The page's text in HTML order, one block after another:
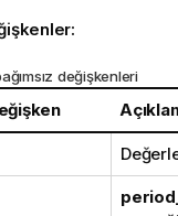
değişkenleri